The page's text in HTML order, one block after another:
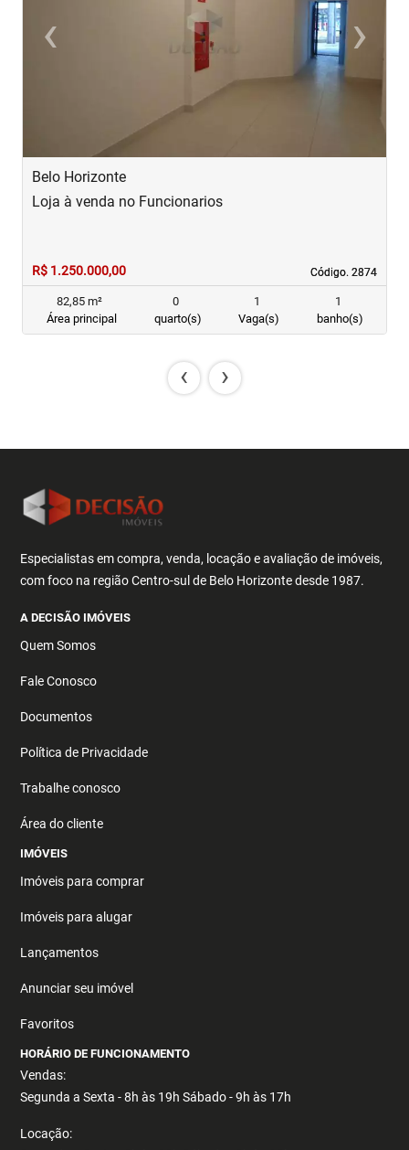
‹Previous ›Next
Belo Horizonte
Código. 2874
Código. 2874
Loja à venda no Funcionarios
R$ 1.250.000,00
82,85 m²
Área principal
0
quarto(s)
1
Vaga(s)
1
banho(s)
‹ ›
Especialistas em compra, venda, locação e avaliação de imóveis,
com foco na região Centro-sul de Belo Horizonte desde 1987.
A DECISÃO IMÓVEIS
Quem Somos
Fale Conosco
Documentos
Política de Privacidade
Trabalhe conosco
Área do cliente
IMÓVEIS
Imóveis para comprar
Imóveis para alugar
Lançamentos
Anunciar seu imóvel
Favoritos
HORÁRIO DE FUNCIONAMENTO
Vendas:
Segunda a Sexta - 8h às 19h Sábado - 9h às 17h
Locação: